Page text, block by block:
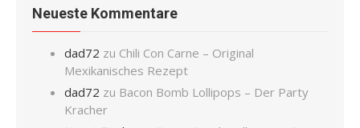
Neueste Kommentare
dad72 zu Chili Con Carne – Original
Mexikanisches Rezept
dad72 zu Bacon Bomb Lollipops – Der Party
Kracher